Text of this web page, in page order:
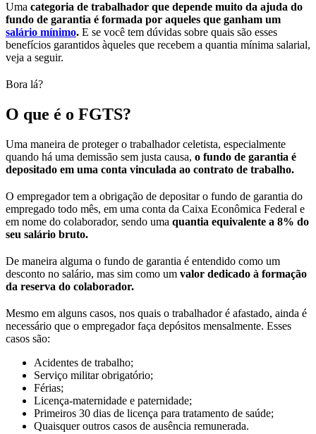
Uma categoria de trabalhador que depende muito da ajuda do
fundo de garantia é formada por aqueles que ganham um
salário mínimo. E se você tem dúvidas sobre quais são esses
benefícios garantidos àqueles que recebem a quantia mínima salarial,
veja a seguir.
Bora lá?
O que é o FGTS?
Uma maneira de proteger o trabalhador celetista, especialmente
quando há uma demissão sem justa causa, o fundo de garantia é
depositado em uma conta vinculada ao contrato de trabalho.
O empregador tem a obrigação de depositar o fundo de garantia do
empregado todo mês, em uma conta da Caixa Econômica Federal e
em nome do colaborador, sendo uma quantia equivalente a 8% do
seu salário bruto.
De maneira alguma o fundo de garantia é entendido como um
desconto no salário, mas sim como um valor dedicado à formação
da reserva do colaborador.
Mesmo em alguns casos, nos quais o trabalhador é afastado, ainda é
necessário que o empregador faça depósitos mensalmente. Esses
casos são:
Acidentes de trabalho;
Serviço militar obrigatório;
Férias;
Licença-maternidade e paternidade;
Primeiros 30 dias de licença para tratamento de saúde;
Quaisquer outros casos de ausência remunerada.